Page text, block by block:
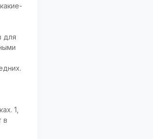
для
1,
в